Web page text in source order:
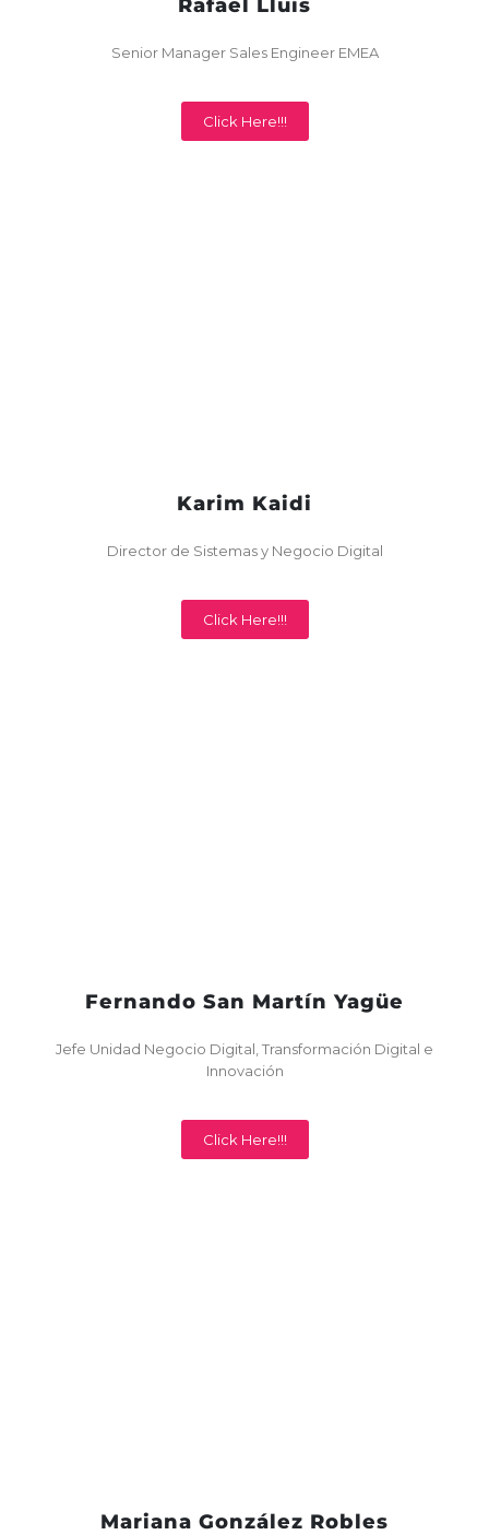
Rafael Lluis
Senior Manager Sales Engineer EMEA
Click Here!!!
Karim Kaidi
Director de Sistemas y Negocio Digital
Click Here!!!
Fernando San Martín Yagüe
Jefe Unidad Negocio Digital, Transformación Digital e
Innovación
Click Here!!!
Mariana González Robles